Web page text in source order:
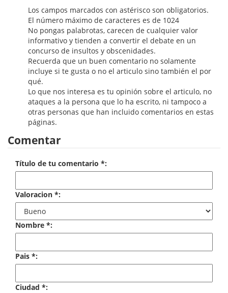
Cómic
Cuentos y relatos
Deportes
Derecho
Discos deVinilo. LP
Divulgación científica
DVD
Ensayo
Ensayo literario
Física y Química
Física y química
Los campos marcados con astérisco son obligatorios.
El número máximo de caracteres es de 1024
No pongas palabrotas, carecen de cualquier valor
informativo y tienden a convertir el debate en un
concurso de insultos y obscenidades.
Recuerda que un buen comentario no solamente
incluye si te gusta o no el articulo sino también el por
qué.
Lo que nos interesa es tu opinión sobre el articulo, no
ataques a la persona que lo ha escrito, ni tampoco a
otras personas que han incluido comentarios en estas
páginas.
Comentar
Título de tu comentario *:
Valoracion *:
Nombre *:
Pais *:
Ciudad *: